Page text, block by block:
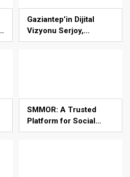
Gaziantep’in Dijital
Vizyonu Serjoy,
Gaziantep Üniversitesi
SMMOR: A Trusted
Platform for Social
Media Growth Services